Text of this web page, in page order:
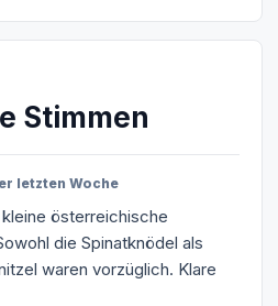
Stimmen
letzten Woche
österreichische
die Spinatknödel als
waren vorzüglich. Klare